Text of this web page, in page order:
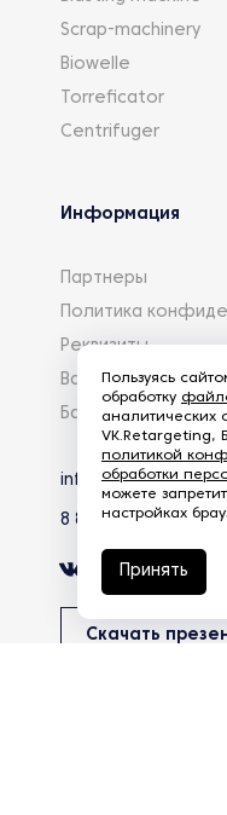
Scrap-machinery
Biowelle
Torreficator
Centrifuger
Информация
Партнеры
Политика
Реквизиты
Вакансии
База знаний
info@eg-mail.ru
8 800 600 59 18
Скачать
Пользуясь
обработку
аналитических
VK.Retargeting,
политикой
обработки
можете
настройках
Принять